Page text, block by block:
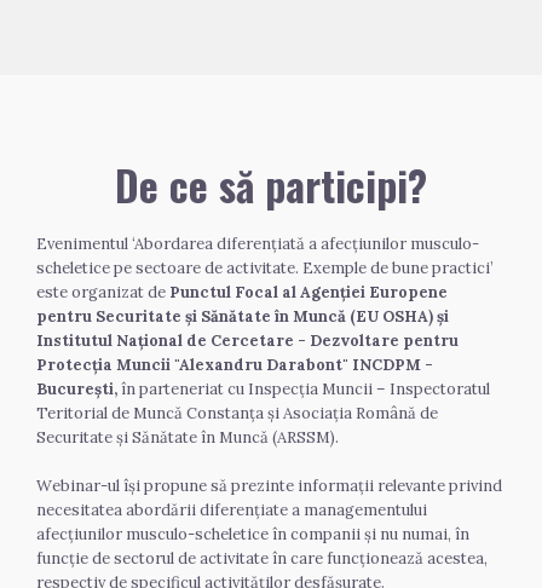
De ce să participi?
Evenimentul ‘Abordarea diferențiată a afecțiunilor musculo-
scheletice pe sectoare de activitate. Exemple de bune practici’
este organizat de Punctul Focal al Agenției Europene
pentru Securitate și Sănătate în Muncă (EU OSHA) și
Institutul Național de Cercetare - Dezvoltare pentru
Protecția Muncii "Alexandru Darabont" INCDPM -
București, în parteneriat cu Inspecția Muncii – Inspectoratul
Teritorial de Muncă Constanța și Asociația Română de
Securitate și Sănătate în Muncă (ARSSM).
Webinar-ul își propune să prezinte informații relevante privind
necesitatea abordării diferențiate a managementului
afecțiunilor musculo-scheletice în companii și nu numai, în
funcție de sectorul de activitate în care funcționează acestea,
respectiv de specificul activităților desfășurate.